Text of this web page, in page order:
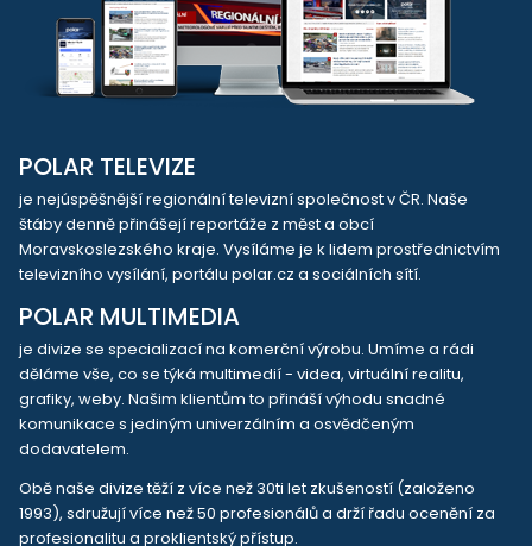
POLAR TELEVIZE
je nejúspěšnější regionální televizní společnost v ČR. Naše
štáby denně přinášejí reportáže z měst a obcí
Moravskoslezského kraje. Vysíláme je k lidem prostřednictvím
televizního vysílání, portálu polar.cz a sociálních sítí.
POLAR MULTIMEDIA
je divize se specializací na komerční výrobu. Umíme a rádi
děláme vše, co se týká multimedií - videa, virtuální realitu,
grafiky, weby. Našim klientům to přináší výhodu snadné
komunikace s jediným univerzálním a osvědčeným
dodavatelem.
Obě naše divize těží z více než 30ti let zkušeností (založeno
1993), sdružují více než 50 profesionálů a drží řadu ocenění za
profesionalitu a proklientský přístup.